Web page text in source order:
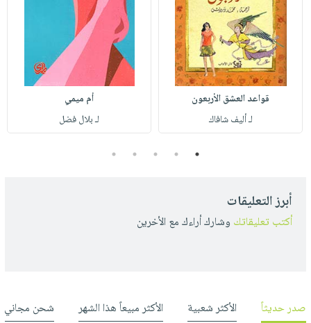
قواعد العشق الأربعون
لـ أليف شافاك
أم ميمي
لـ بلال فضل
1
2
3
4
5
أبرز التعليقات
أكتب تعليقاتك وشارك أراءك مع الأخرين
صدر حديثاً الأكثر شعبية الأكثر مبيعاً هذا الشهر شحن مجاني